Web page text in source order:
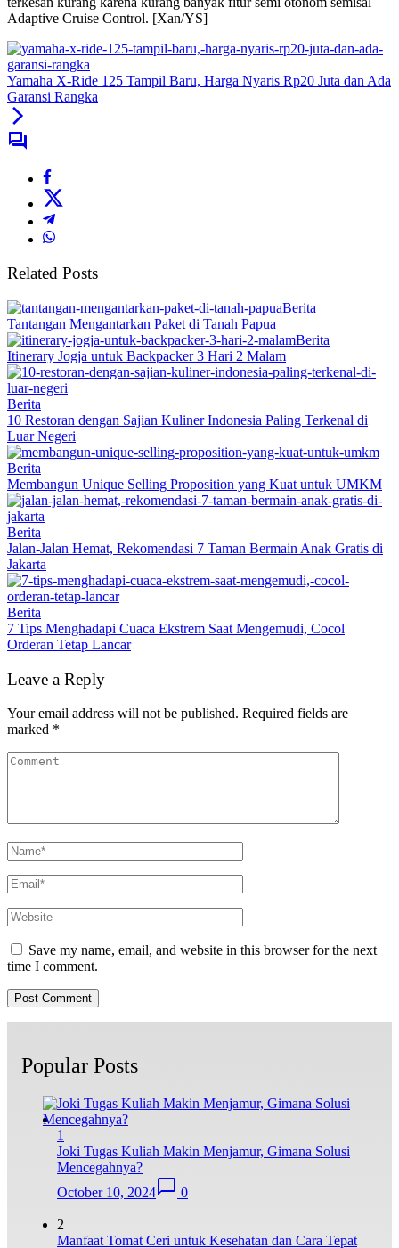
Adaptive Cruise Control. [Xan/YS]
Yamaha X-Ride 125 Tampil Baru, Harga Nyaris Rp20 Juta dan Ada
Garansi Rangka
Related Posts
Berita
Tantangan Mengantarkan Paket di Tanah Papua
Berita
Itinerary Jogja untuk Backpacker 3 Hari 2 Malam
Berita
10 Restoran dengan Sajian Kuliner Indonesia Paling Terkenal di
Luar Negeri
Berita
Membangun Unique Selling Proposition yang Kuat untuk UMKM
Berita
Jalan-Jalan Hemat, Rekomendasi 7 Taman Bermain Anak Gratis di
Jakarta
Berita
7 Tips Menghadapi Cuaca Ekstrem Saat Mengemudi, Cocol
Orderan Tetap Lancar
Leave a Reply
Your email address will not be published. Required fields are
marked *
Save my name, email, and website in this browser for the next
time I comment.
Popular Posts
1
Joki Tugas Kuliah Makin Menjamur, Gimana Solusi
Mencegahnya?
October 10, 2024
0
2
Manfaat Tomat Ceri untuk Kesehatan dan Cara Tepat